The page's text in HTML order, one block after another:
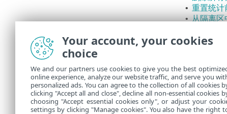
• 重置统计
• 从隔离区
从隔离
• 执行计划
显示反
显示电
• 显示
• 显示
• 显示
Your account, your cookies
choice
We and our partners use cookies to give you the best
online experience, analyze our website traffic, and serve you
personalized ads. You can agree to the collection of all cookies
clicking "Accept all and close", decline all non-essential cookies
choosing "Accept essential cookies only", or adjust your
settings by clicking "Manage cookies". You also have the right